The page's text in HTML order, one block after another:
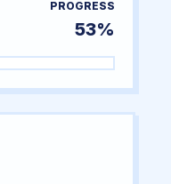
PROGRESS
53%